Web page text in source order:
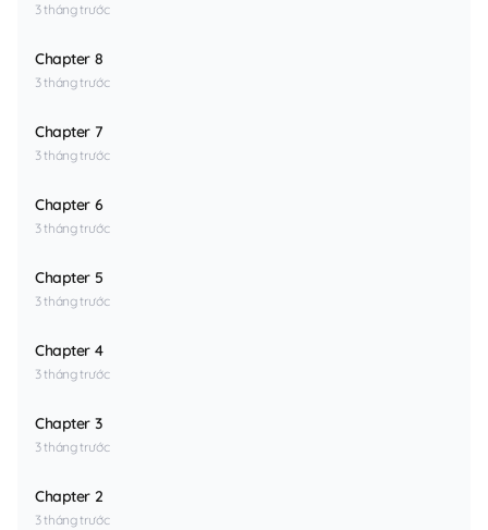
3 tháng trước
Chapter 8
3 tháng trước
Chapter 7
3 tháng trước
Chapter 6
3 tháng trước
Chapter 5
3 tháng trước
Chapter 4
3 tháng trước
Chapter 3
3 tháng trước
Chapter 2
3 tháng trước